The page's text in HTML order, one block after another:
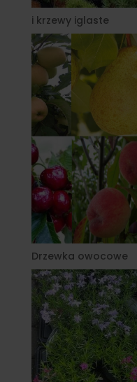
i krzewy iglaste
Drzewka owocowe